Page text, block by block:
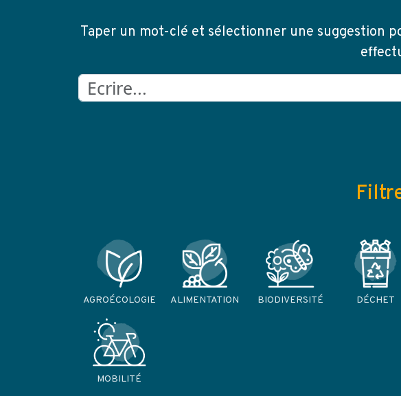
Taper un mot-clé et sélectionner une suggestion
AGROÉCOLOGIE ALIMENTATION BIODIVERSITÉ DÉCHET
MOBILITÉ